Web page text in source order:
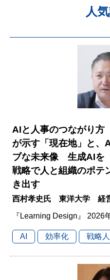
人
AIと人事のつながり
が示す「現在地」と、
ブな未来像 生成AIを
戦略で人と組織のポテ
き出す
西村孝史氏 東洋大学 経
『Learning Design』 2026
AI 効率化 戦略